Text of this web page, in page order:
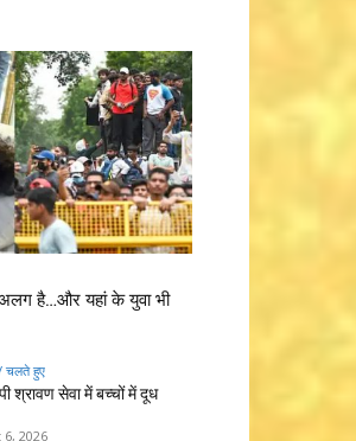
है…और यहां के युवा भी
चलते हुए
श्रावण सेवा में बच्चों में दूध
2026